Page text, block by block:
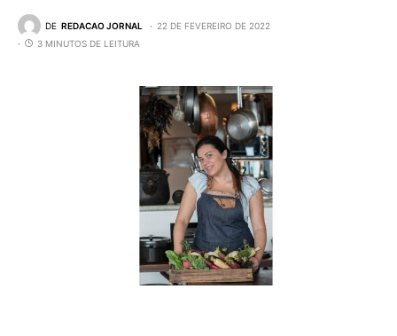
DE REDACAO JORNAL
22 DE FEVEREIRO DE 2022
3 MINUTOS DE LEITURA